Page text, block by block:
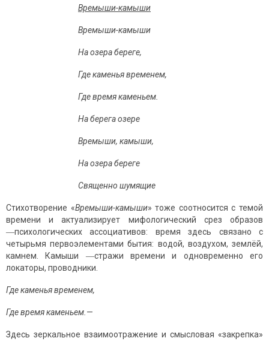
Времыши-камыши
Времыши-камыши
На озера береге,
Где каменья временем,
Где время каменьем.
На берега озере
Времыши, камыши,
На озера береге
Священно шумящие
Стихотворение «Времыши-камыши» тоже соотносится с темой
времени и актуализирует мифологический срез образов
―психологических ассоциативов: время здесь связано с
четырьмя первоэлементами бытия: водой, воздухом, землёй,
камнем. Камыши ―стражи времени и одновременно его
локаторы, проводники.
Где каменья временем,
Где время каменьем. —
Здесь зеркальное взаимоотражение и смысловая «закрепка»